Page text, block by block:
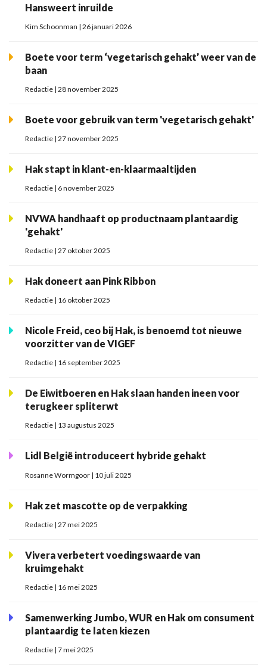
Hansweert inruilde
Kim Schoonman | 26 januari 2026
Boete voor term ‘vegetarisch gehakt’ weer van de
baan
Redactie | 28 november 2025
Boete voor gebruik van term 'vegetarisch gehakt'
Redactie | 27 november 2025
Hak stapt in klant-en-klaarmaaltijden
Redactie | 6 november 2025
NVWA handhaaft op productnaam plantaardig
'gehakt'
Redactie | 27 oktober 2025
Hak doneert aan Pink Ribbon
Redactie | 16 oktober 2025
Nicole Freid, ceo bij Hak, is benoemd tot nieuwe
voorzitter van de VIGEF
Redactie | 16 september 2025
De Eiwitboeren en Hak slaan handen ineen voor
terugkeer spliterwt
Redactie | 13 augustus 2025
Lidl België introduceert hybride gehakt
Rosanne Wormgoor | 10 juli 2025
Hak zet mascotte op de verpakking
Redactie | 27 mei 2025
Vivera verbetert voedingswaarde van
kruimgehakt
Redactie | 16 mei 2025
Samenwerking Jumbo, WUR en Hak om consument
plantaardig te laten kiezen
Redactie | 7 mei 2025